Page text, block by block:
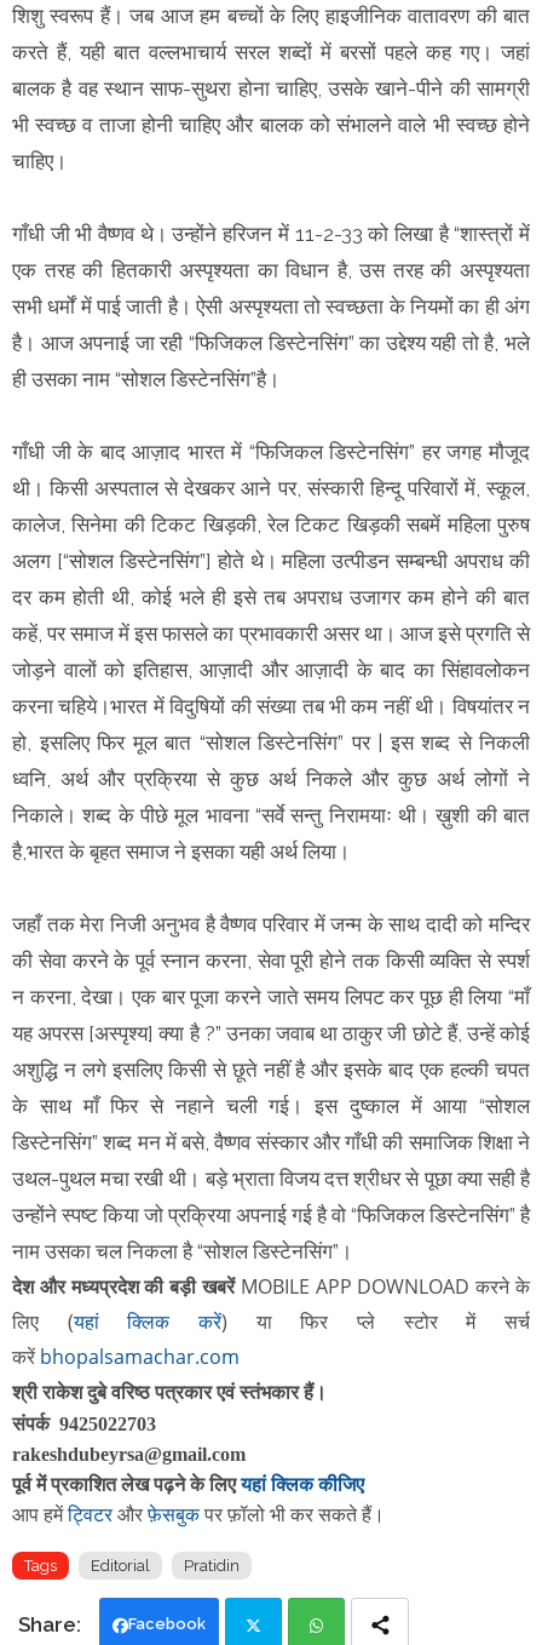
शिशु स्वरूप हैं। जब आज हम बच्चों के लिए हाइजीनिक वातावरण की बात
करते हैं, यही बात वल्लभाचार्य सरल शब्दों में बरसों पहले कह गए। जहां
बालक है वह स्थान साफ-सुथरा होना चाहिए, उसके खाने-पीने की सामग्री
भी स्वच्छ व ताजा होनी चाहिए और बालक को संभालने वाले भी स्वच्छ होने
चाहिए।
गाँधी जी भी वैष्णव थे। उन्होंने हरिजन में 11-2-33 को लिखा है “शास्त्रों में
एक तरह की हितकारी अस्पृश्यता का विधान है, उस तरह की अस्पृश्यता
सभी धर्मों में पाई जाती है। ऐसी अस्पृश्यता तो स्वच्छता के नियमों का ही अंग
है। आज अपनाई जा रही “फिजिकल डिस्टेनसिंग” का उद्देश्य यही तो है, भले
ही उसका नाम “सोशल डिस्टेनसिंग”है।
गाँधी जी के बाद आज़ाद भारत में “फिजिकल डिस्टेनसिंग” हर जगह मौजूद
थी। किसी अस्पताल से देखकर आने पर, संस्कारी हिन्दू परिवारों में, स्कूल,
कालेज, सिनेमा की टिकट खिड़की, रेल टिकट खिड़की सबमें महिला पुरुष
अलग [“सोशल डिस्टेनसिंग”] होते थे। महिला उत्पीडन सम्बन्धी अपराध की
दर कम होती थी, कोई भले ही इसे तब अपराध उजागर कम होने की बात
कहें, पर समाज में इस फासले का प्रभावकारी असर था। आज इसे प्रगति से
जोड़ने वालों को इतिहास, आज़ादी और आज़ादी के बाद का सिंहावलोकन
करना चहिये।भारत में विदुषियों की संख्या तब भी कम नहीं थी। विषयांतर न
हो, इसलिए फिर मूल बात “सोशल डिस्टेनसिंग” पर | इस शब्द से निकली
ध्वनि, अर्थ और प्रक्रिया से कुछ अर्थ निकले और कुछ अर्थ लोगों ने
निकाले। शब्द के पीछे मूल भावना “सर्वे सन्तु निरामयाः थी। ख़ुशी की बात
है,भारत के बृहत समाज ने इसका यही अर्थ लिया।
जहाँ तक मेरा निजी अनुभव है वैष्णव परिवार में जन्म के साथ दादी को मन्दिर
की सेवा करने के पूर्व स्नान करना, सेवा पूरी होने तक किसी व्यक्ति से स्पर्श
न करना, देखा। एक बार पूजा करने जाते समय लिपट कर पूछ ही लिया “माँ
यह अपरस [अस्पृश्य] क्या है ?” उनका जवाब था ठाकुर जी छोटे हैं, उन्हें कोई
अशुद्धि न लगे इसलिए किसी से छूते नहीं है और इसके बाद एक हल्की चपत
के साथ माँ फिर से नहाने चली गई। इस दुष्काल में आया “सोशल
डिस्टेनसिंग” शब्द मन में बसे, वैष्णव संस्कार और गाँधी की समाजिक शिक्षा ने
उथल-पुथल मचा रखी थी। बड़े भ्राता विजय दत्त श्रीधर से पूछा क्या सही है
उन्होंने स्पष्ट किया जो प्रक्रिया अपनाई गई है वो “फिजिकल डिस्टेनसिंग” है
नाम उसका चल निकला है “सोशल डिस्टेनसिंग”।
देश और मध्यप्रदेश की बड़ी खबरें MOBILE APP DOWNLOAD करने के
लिए (यहां क्लिक करें) या फिरप्ले स्टोर में सर्च
करें bhopalsamachar.com
श्री राकेश दुबे वरिष्ठ पत्रकार एवं स्तंभकार हैं।
संपर्क 9425022703
rakeshdubeyrsa@gmail.com
पूर्व में प्रकाशित लेख पढ़ने के लिएयहां क्लिक कीजिए
आप हमेंट्विटरऔरफ़ेसबुकपर फ़ॉलो भी कर सकते हैं।
Tags Editorial Pratidin
Facebook